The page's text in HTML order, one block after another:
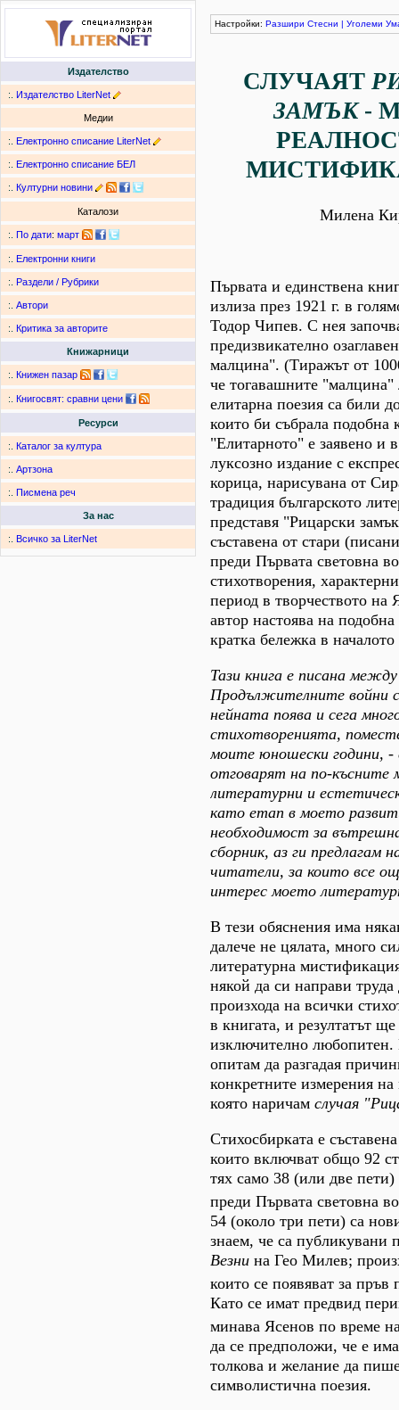
Издателство
:. Издателство LiterNet
Медии
:. Електронно списание LiterNet
:. Електронно списание БЕЛ
:. Културни новини
Каталози
:. По дати: март
:. Електронни книги
:. Раздели / Рубрики
:. Автори
:. Критика за авторите
Книжарници
:. Книжен пазар
:. Книгосвят: сравни цени
Ресурси
:. Каталог за култура
:. Артзона
:. Писмена реч
За нас
:. Всичко за LiterNet
Настройки: Разшири Стесни | Уголеми
СЛУЧАЯТ
ЗАМЪК-
Милена
Първата и единствена
излиза през 1921 г. в
Тодор Чипев. С нея
предизвикателно
малцина". (Тиражът от
че тогавашните
елитарна поезия са били
които би събрала подобна
"Елитарното" е заявено и
луксозно издание с
корица, нарисувана от
традиция българското
представя "Рицарски
съставена от стари
преди Първата световна
стихотворения,
период в творчеството на
автор настоява на
кратка бележка в
Тази книга е писана
Продължителните войни
нейната поява и сега
стихотворенията,
моите юношески години, -
отговарят на по-късните
литературни и
като етап в моето
необходимост за
сборник, аз ги предлагам
читатели, за които все
интерес моето
В тези обяснения има
далече не цялата, много
литературна
някой да си направи труда
произхода на всички
в книгата, и резултатът
изключително любопитен.
опитам да разгадая
конкретните измерения
която наричам случая
Стихосбирката е
които включват общо 92
тях само 38 (или две
преди Първата световна
54 (около три пети) са
знаем, че са публикувани
Везни на Гео Милев;
които се появяват за пръв
Като се имат предвид
минава Ясенов по време
да се предположи, че е
толкова и желание да
символистична поезия.